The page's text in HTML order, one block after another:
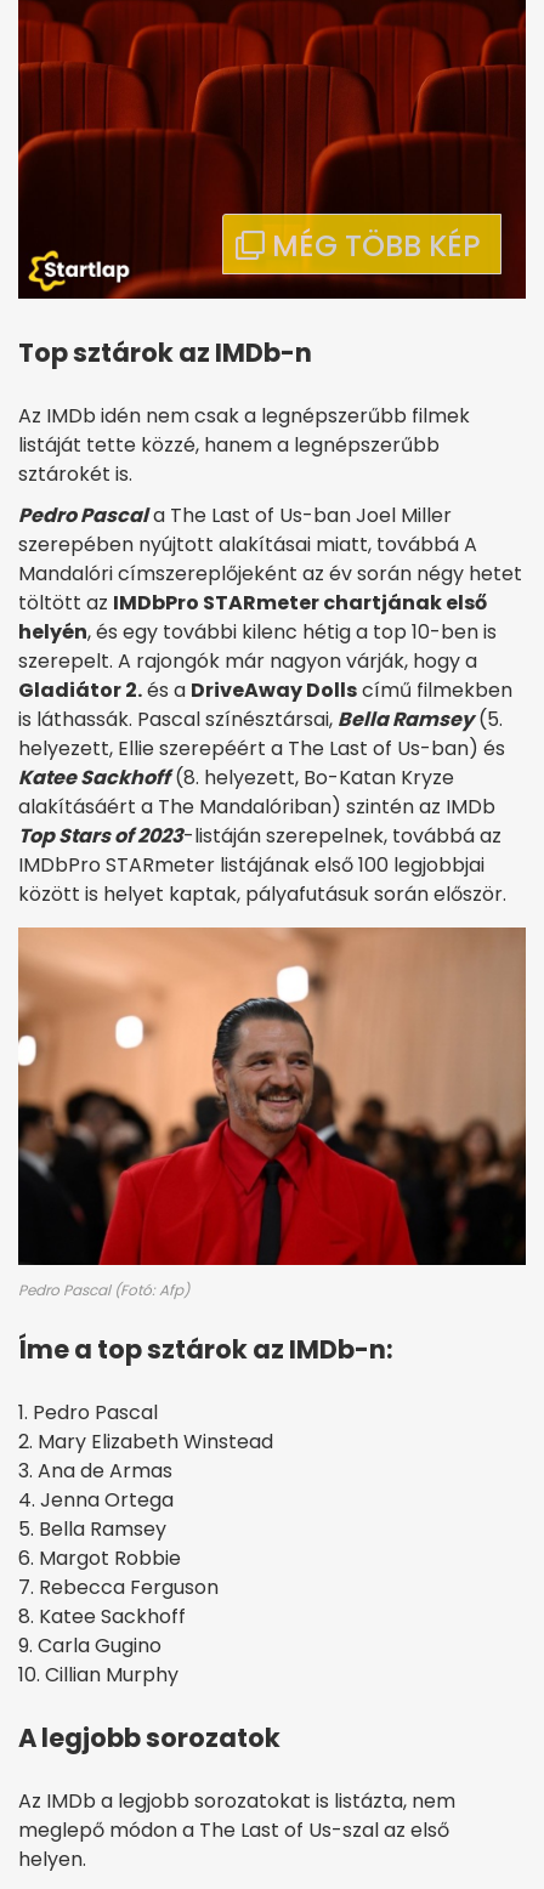
Top sztárok az IMDb-n
Az IMDb idén nem csak a legnépszerűbb filmek
listáját tette közzé, hanem a legnépszerűbb
sztárokét is.
Pedro Pascala The Last of Us-ban Joel Miller
szerepében nyújtott alakításai miatt, továbbá A
Mandalóri címszereplőjeként az év során négy hetet
töltött az IMDbPro STARmeter chartjának első
helyén, és egy további kilenc hétig a top 10-ben is
szerepelt. A rajongók már nagyon várják, hogy a
Gladiátor 2.és a DriveAway Dollscímű filmekben
is láthassák. Pascal színésztársai, Bella Ramsey(5.
helyezett, Ellie szerepéért a The Last of Us-ban) és
Katee Sackhoff(8. helyezett, Bo-Katan Kryze
alakításáért a The Mandalóriban) szintén az IMDb
Top Stars of 2023-listáján szerepelnek, továbbá az
IMDbPro STARmeter listájának első 100 legjobbjai
között is helyet kaptak, pályafutásuk során először.
Pedro Pascal (Fotó: Afp)
Íme a top sztárok az IMDb-n:
1. Pedro Pascal
2. Mary Elizabeth Winstead
3. Ana de Armas
4. Jenna Ortega
5. Bella Ramsey
6. Margot Robbie
7. Rebecca Ferguson
8. Katee Sackhoff
9. Carla Gugino
10. Cillian Murphy
A legjobb sorozatok
Az IMDb a legjobb sorozatokat is listázta, nem
meglepő módon a The Last of Us-szal az első
helyen.